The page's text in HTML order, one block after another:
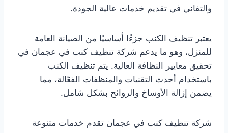
والتفاني في تقديم خدمات عالية الجودة.
يعتبر تنظيف الكنب جزءًا أساسيًا من الصيانة العامة
للمنزل، وهو ما يدعم شركة تنظيف كنب في عجمان في
تحقيق معايير النظافة العالية. يتم تنظيف الكنب
باستخدام أحدث التقنيات والمنظفات الفعّالة، مما
يضمن إزالة الأوساخ والروائح بشكل شامل.
شركة تنظيف كنب في عجمان تقدم خدمات متنوعة